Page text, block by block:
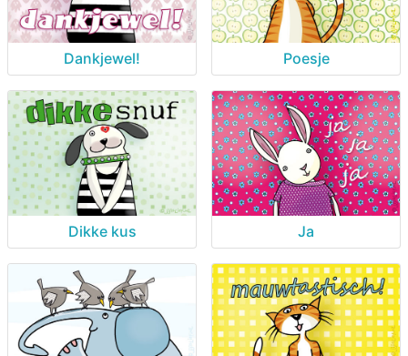
Dankjewel! Poesje
Dikke kus Ja